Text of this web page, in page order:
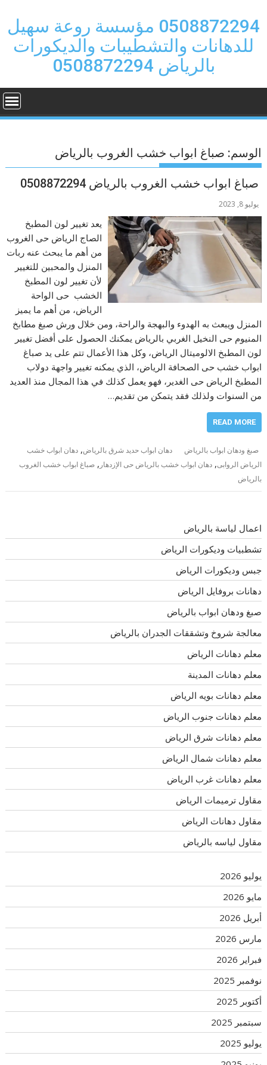
content
0508872294 مؤسسة روعة سهيل
للدهانات والتشطيبات والديكورات
بالرياض 0508872294
الوسم: صباغ ابواب خشب الغروب بالرياض
صباغ ابواب خشب الغروب بالرياض 0508872294
يوليو 8, 2023
يعد تغيير لون المطبخ
الصاج الرياض حى الغروب
من أهم ما يبحث عنه ربات
المنزل والمحبين للتغيير
لأن تغيير لون المطبخ
الخشب حى الواحة
الرياض، من أهم ما يميز
المنزل ويبعث به الهدوء والبهجة والراحة، ومن خلال ورش صبغ مطابخ
المنيوم حى النخيل الغربي بالرياض يمكنك الحصول على أفضل تغيير
لون المطبخ الالوميتال الرياض، وكل هذا الأعمال تتم على يد صباغ
ابواب خشب حى الصحافة الرياض، الذي يمكنه تغيير واجهة دولاب
المطبخ الرياض حى الغدير، فهو يعمل كذلك في هذا المجال منذ العديد
من السنوات ولذلك فقد يتمكن من تقديم…
READ MORE
صبغ ودهان ابواب بالرياض دهان ابواب حديد شرق بالرياض,دهان ابواب خشب
الرياض الروابى,دهان ابواب خشب بالرياض حى الإزدهار ,صباغ ابواب خشب الغروب
بالرياض
اعمال لياسة بالرياض
تشطبيات وديكورات الرياض
جبس وديكورات الرياض
دهانات بروفايل الرياض
صبغ ودهان ابواب بالرياض
معالجة شروخ وتشققات الجدران بالرياض
معلم دهانات الرياض
معلم دهانات المدينة
معلم دهانات بويه الرياض
معلم دهانات جنوب الرياض
معلم دهانات شرق الرياض
معلم دهانات شمال الرياض
معلم دهانات غرب الرياض
مقاول ترميمات الرياض
مقاول دهانات الرياض
مقاول لياسه بالرياض
يوليو 2026
مايو 2026
أبريل 2026
مارس 2026
فبراير 2026
نوفمبر 2025
أكتوبر 2025
سبتمبر 2025
يوليو 2025